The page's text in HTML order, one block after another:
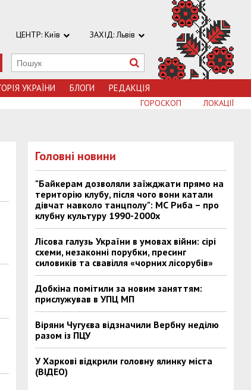
ЦЕНТР: Київ ЗАХІД: Львів
УКРАЇНИ БЛОГИ РЕДАКЦІЯ
ЛОКАЦІЇ
ГОРОСКОП
Головні новини
"Байкерам дозволяли заїжджати прямо на
територію клубу, після чого вони катали
дівчат навколо танцполу": МС Риба – про
клубну культуру 1990-2000х
Лісова галузь України в умовах війни: сірі
схеми, незаконні порубки, пресинг
силовиків та свавілля «чорних лісорубів»
Добкіна помітили за новим заняттям:
прислужував в УПЦ МП
Віряни Чугуєва відзначили Вербну неділю
разом із ПЦУ
У Харкові відкрили головну ялинку міста
(ВІДЕО)